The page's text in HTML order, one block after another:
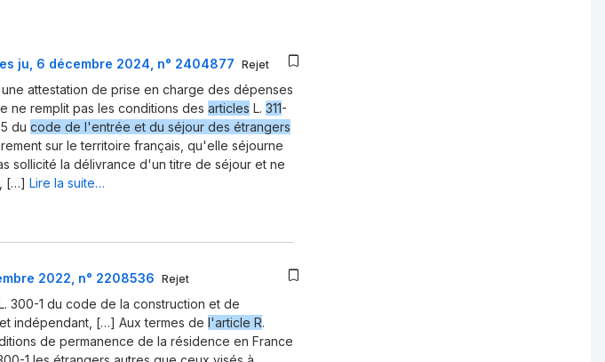
ju, 6 décembre 2024, n° 2404877 Rejet
attestation de prise en charge des dépenses
ne remplit pas les conditions des articles L. 311-
du code de l'entrée et du séjour des étrangers
sur le territoire français, qu'elle séjourne
sollicité la délivrance d'un titre de séjour et ne
[…] Lire la suite…
2022, n° 2208536 Rejet
300-1 du code de la construction et de
indépendant, […] Aux termes de l'article R.
de permanence de la résidence en France